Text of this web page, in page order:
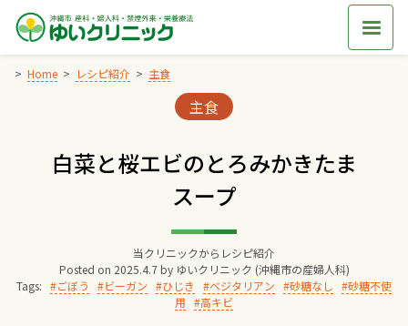
Skip
content
Home レシピ紹介 主食
Categories:
主食
白菜と桜エビのとろみかきたま
スープ
当クリニックからレシピ紹介
Posted on 2025.4.7 by ゆいクリニック (沖縄市の産婦人科)
Tags:
ごぼう ビーガン ひじき ベジタリアン 砂糖なし
砂糖不使
用
高キビ
交通アクセス
院長からのごあいさつ
ゆいクリニックの経営理念